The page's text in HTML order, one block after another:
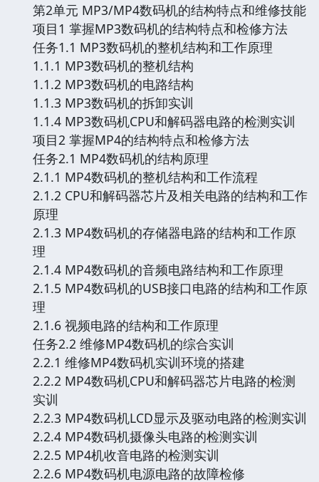
第2单元 MP3/MP4数码机的结构特点和维修技能
项目1 掌握MP3数码机的结构特点和检修方法
任务1.1 MP3数码机的整机结构和工作原理
1.1.1 MP3数码机的整机结构
1.1.2 MP3数码机的电路结构
1.1.3 MP3数码机的拆卸实训
1.1.4 MP3数码机CPU和解码器电路的检测实训
项目2 掌握MP4的结构特点和检修方法
任务2.1 MP4数码机的结构原理
2.1.1 MP4数码机的整机结构和工作流程
2.1.2 CPU和解码器芯片及相关电路的结构和工作
原理
2.1.3 MP4数码机的存储器电路的结构和工作原
理
2.1.4 MP4数码机的音频电路结构和工作原理
2.1.5 MP4数码机的USB接口电路的结构和工作原
理
2.1.6 视频电路的结构和工作原理
任务2.2 维修MP4数码机的综合实训
2.2.1 维修MP4数码机实训环境的搭建
2.2.2 MP4数码机CPU和解码器芯片电路的检测
实训
2.2.3 MP4数码机LCD显示及驱动电路的检测实训
2.2.4 MP4数码机摄像头电路的检测实训
2.2.5 MP4机收音电路的检测实训
2.2.6 MP4数码机电源电路的故障检修